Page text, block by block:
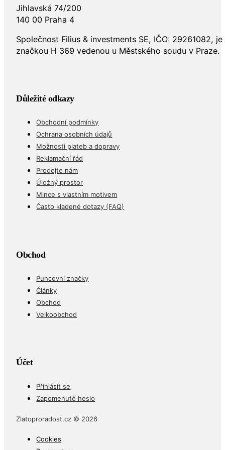
Jihlavská 74/200
140 00 Praha 4
Společnost Filius & investments SE, IČO: 29261082,
značkou H 369 vedenou u Městského soudu v Praze.
Důležité odkazy
Obchodní podmínky
Ochrana osobních údajů
Možnosti plateb a dopravy
Reklamační řád
Prodejte nám
Úložný prostor
Mince s vlastním motivem
Často kladené dotazy (FAQ)
Obchod
Puncovní značky
Články
Obchod
Velkoobchod
Účet
Přihlásit se
Zapomenuté heslo
Zlatoproradost.cz © 2026
Cookies